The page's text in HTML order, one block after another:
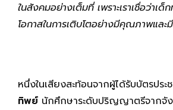
ในสังคมอย่างเต็มที่ เพราะเราเชื่อว่าเด็
โอกาสในการเติบโตอย่างมีคุณภาพแล
หนึ่งในเสียงสะท้อนจากผู้ได้รับบัตรประ
ทิพย์ นักศึกษาระดับปริญญาตรีจากจัง